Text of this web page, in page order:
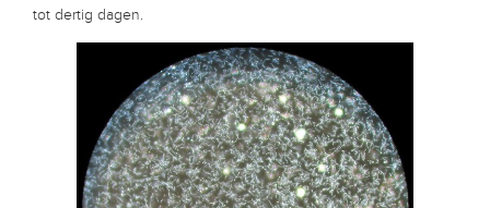
tot dertig dagen.